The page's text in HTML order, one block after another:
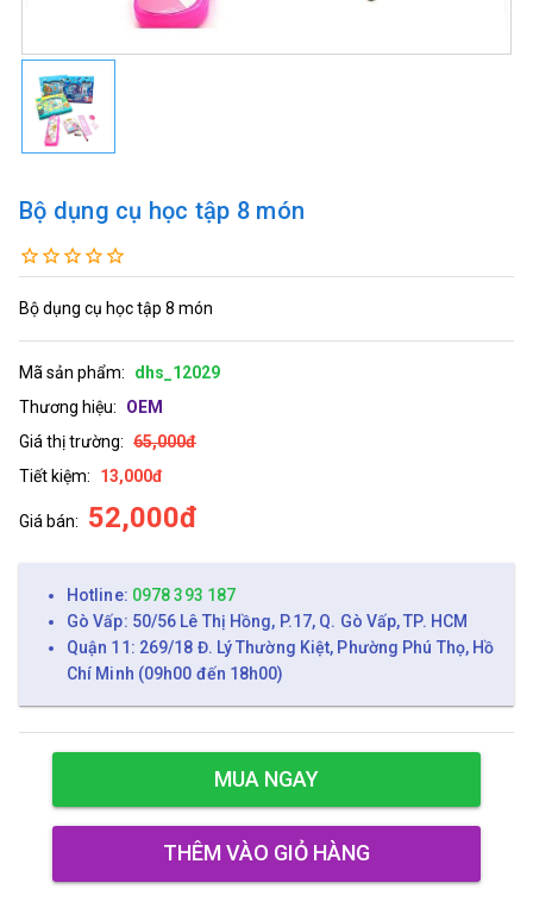
Bộ dụng cụ học tập 8 món
Bộ dụng cụ học tập 8 món
Mã sản phẩm:
dhs_12029
Thương hiệu:
OEM
Giá thị trường: 65,000đ
Tiết kiệm:
13,000đ
Giá bán: 52,000đ
Hotline: 0978 393 187
Gò Vấp: 50/56 Lê Thị Hồng, P.17, Q. Gò Vấp, TP. HCM
Quận 11: 269/18 Đ. Lý Thường Kiệt, Phường Phú Thọ, Hồ
Chí Minh (09h00 đến 18h00)
MUA NGAY
THÊM VÀO GIỎ HÀNG